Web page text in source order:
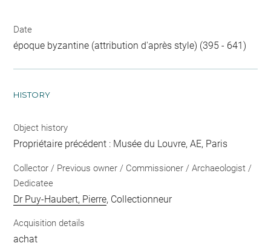
Date
époque byzantine (attribution d'après style) (395 - 641)
HISTORY
Object history
Propriétaire précédent : Musée du Louvre, AE, Paris
Collector / Previous owner / Commissioner / Archaeologist /
Dedicatee
Dr Puy-Haubert, Pierre, Collectionneur
Acquisition details
achat